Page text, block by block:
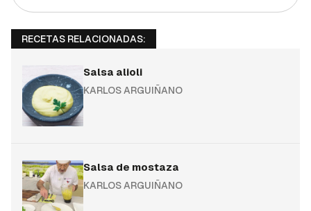
RECETAS RELACIONADAS:
Salsa alioli
KARLOS ARGUIÑANO
Salsa de mostaza
KARLOS ARGUIÑANO